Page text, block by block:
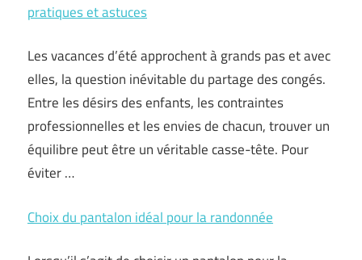
pratiques et astuces
Les vacances d’été approchent à grands pas et avec
elles, la question inévitable du partage des congés.
Entre les désirs des enfants, les contraintes
professionnelles et les envies de chacun, trouver un
équilibre peut être un véritable casse-tête. Pour
éviter …
Choix du pantalon idéal pour la randonnée